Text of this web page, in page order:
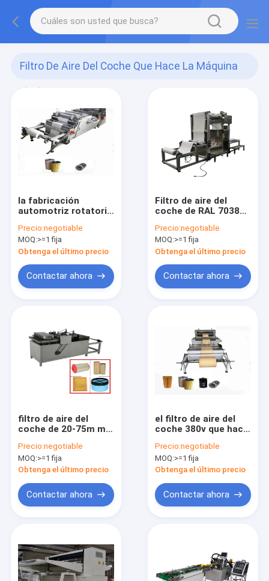
Filtro De Aire Del Coche Que Hace La Máquina
la fabricación
automotriz rotatoria
500kg trabaja a
máquina
1800X1030X900m m
Precio:negotiable
MOQ:>=1 fija
Obtenga el último precio
Contactar ahora
Filtro de aire del
coche de RAL 7038
filtro de Hepa que
plisa la máquina
Precio:negotiable
MOQ:>=1 fija
Obtenga el último precio
Contactar ahora
filtro de aire del
coche de 20-75m m
de aire de la máquina
780kg 0.5Mpa
Precio:negotiable
MOQ:>=1 fija
Obtenga el último precio
Contactar ahora
el filtro de aire del
coche 380v que hace
derrite la tela no
tejida soplada que
hace la máquina
Precio:negotiable
MOQ:>=1 fija
Obtenga el último precio
Contactar ahora